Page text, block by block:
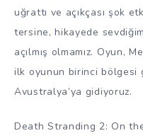
uğrattı ve açıkçası şok
tersine, hikayede
açılmış olmamız. Oyun,
ilk oyunun birinci bölgesi
Avustralya’ya gidiyoruz.
Death Stranding 2: On